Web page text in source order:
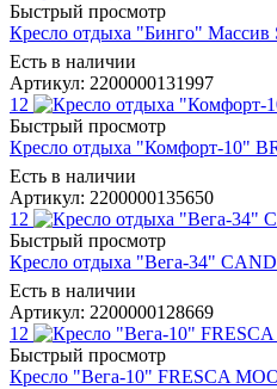
Быстрый просмотр
Кресло отдыха "Бинго"
Есть в наличии
Артикул: 2200000131997
12
Быстрый просмотр
Кресло отдыха "Комфорт-10"
Есть в наличии
Артикул: 2200000135650
12
Быстрый просмотр
Кресло отдыха "Вега-34"
Есть в наличии
Артикул: 2200000128669
12
Быстрый просмотр
Кресло "Вега-10" FRESCA